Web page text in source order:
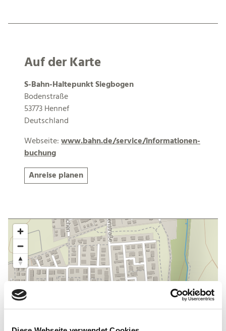
Auf der Karte
S-Bahn-Haltepunkt Siegbogen
Bodenstraße
53773 Hennef
Deutschland
Webseite:www.bahn.de/service/informationen-
buchung
Anreise planen